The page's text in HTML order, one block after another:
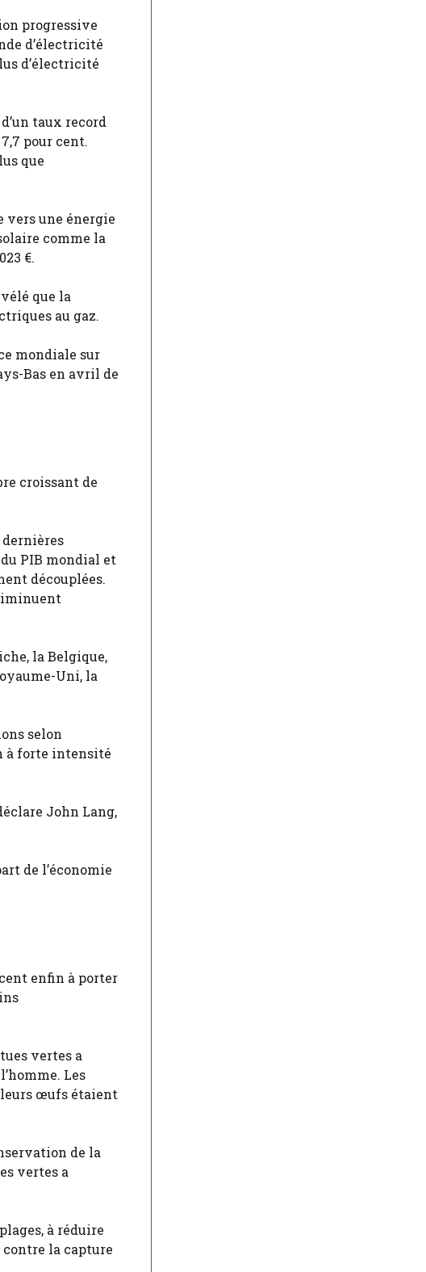
progressive
d’électricité
d’électricité
taux record
pour cent.
que
vers une énergie
comme la
€.
que la
au gaz.
mondiale sur
Bas en avril de
croissant de
dernières
PIB mondial et
découplées.
la Belgique,
Uni, la
selon
à forte intensité
John Lang,
de l’économie
enfin à porter
vertes a
Les
leurs œufs étaient
de la
vertes a
à réduire
la capture